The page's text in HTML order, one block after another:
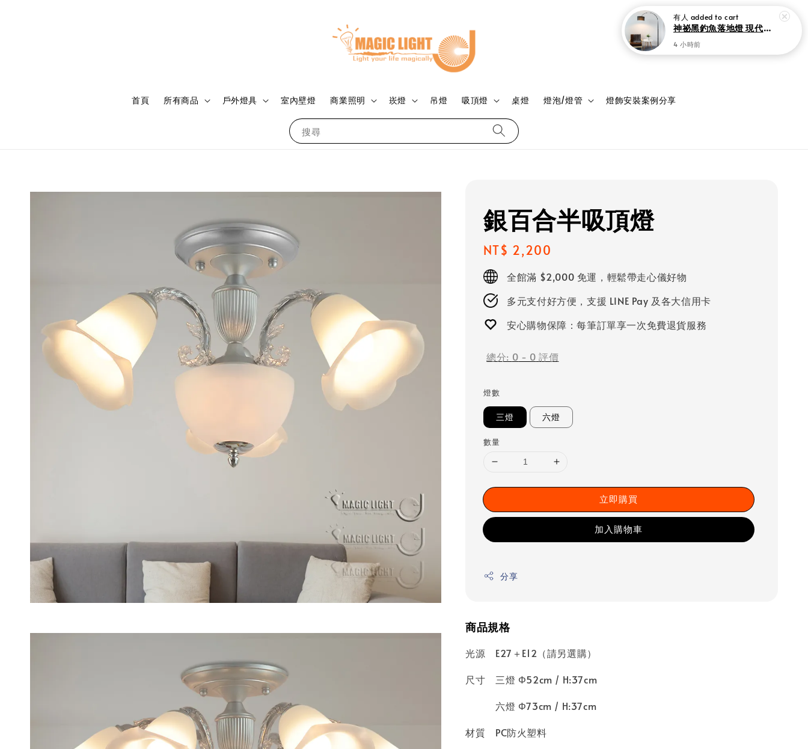
搜尋
首頁 所有商品 戶外燈具 室內壁燈 商業照明 崁燈 吊燈 吸頂燈 桌燈 燈泡/燈管 燈飾安裝案例分享
登入
銀百合半吸頂燈
Regular
price
NT$ 2,200
全館滿 $2,000 免運，輕鬆帶走心儀好物
多元支付好方便，支援 LINE Pay 及各大信用卡
安心購物保障：每筆訂單享一次免費退貨服務
總分: 0 - 0 評價
燈數
三燈 六燈
數量
立即購買
加入購物車
分享
商品規格
光源 E27＋E12（請另選購）
尺寸 三燈 Φ52cm / H:37cm
六燈 Φ73cm / H:37cm
材質 PC防火塑料
4 小時前